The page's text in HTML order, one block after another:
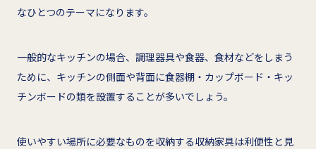
なひとつのテーマになります。
一般的なキッチンの場合、調理器具や食器、食材などをしまう
ために、キッチンの側面や背面に食器棚・カップボード・キッ
チンボードの類を設置することが多いでしょう。
使いやすい場所に必要なものを収納する収納家具は利便性と見